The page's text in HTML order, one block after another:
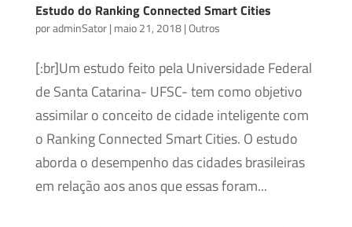
Estudo do Ranking Connected Smart Cities
poradminSator| maio 21, 2018|Outros
[:br]Um estudo feito pela Universidade Federal
de Santa Catarina- UFSC- tem como objetivo
assimilar o conceito de cidade inteligente com
o Ranking Connected Smart Cities. O estudo
aborda o desempenho das cidades brasileiras
em relação aos anos que essas foram...